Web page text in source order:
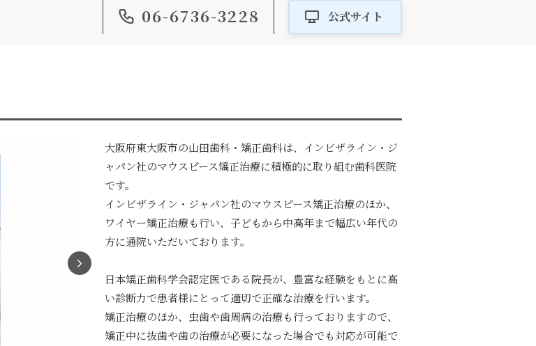
06-6736-3228 公式サイト
大阪府東大阪市の山田歯科・矯正歯科は、インビザライン・ジ
ャパン社のマウスピース矯正治療に積極的に取り組む歯科医院
です。
インビザライン・ジャパン社のマウスピース矯正治療のほか、
ワイヤー矯正治療も行い、子どもから中高年まで幅広い年代の
方に通院いただいております。
日本矯正歯科学会認定医である院長が、豊富な経験をもとに高
い診断力で患者様にとって適切で正確な治療を行います。
矯正治療のほか、虫歯や歯周病の治療も行っておりますので、
矯正中に抜歯や歯の治療が必要になった場合でも対応が可能で